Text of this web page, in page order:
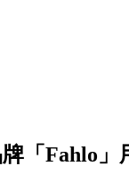
「Fahlo」